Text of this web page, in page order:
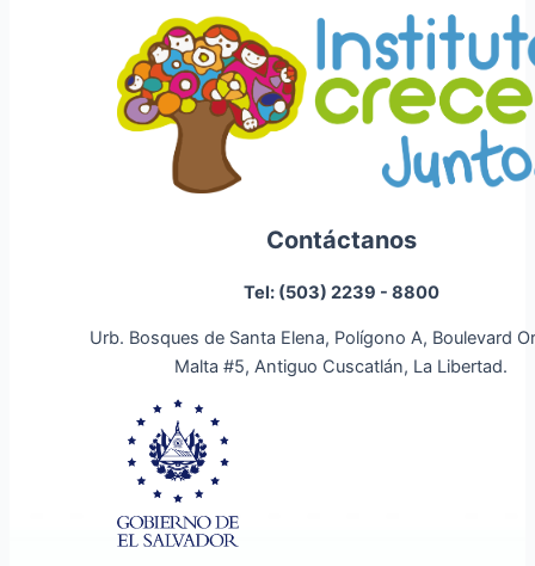
Contáctanos
Tel: (503) 2239 - 8800
Urb. Bosques de Santa Elena, Polígono A, Boulevard
Malta #5, Antiguo Cuscatlán, La Libertad.